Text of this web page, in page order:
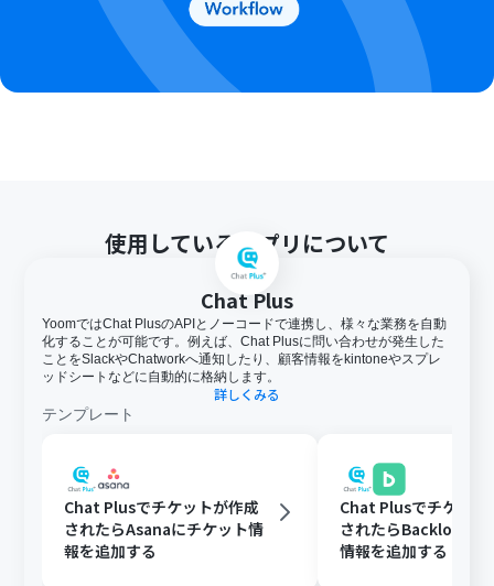
使用しているアプリについて
Chat Plus
YoomではChat PlusのAPIとノーコードで連携し、様々な業務を自動
化することが可能です。例えば、Chat Plusに問い合わせが発生した
ことをSlackやChatworkへ通知したり、顧客情報をkintoneやスプレ
ッドシートなどに自動的に格納します。
詳しくみる
テンプレート
Chat Plusでチケットが作成
されたらAsanaにチケット情
報を追加する
Chat Plusでチケット
されたらBacklogに
情報を追加する